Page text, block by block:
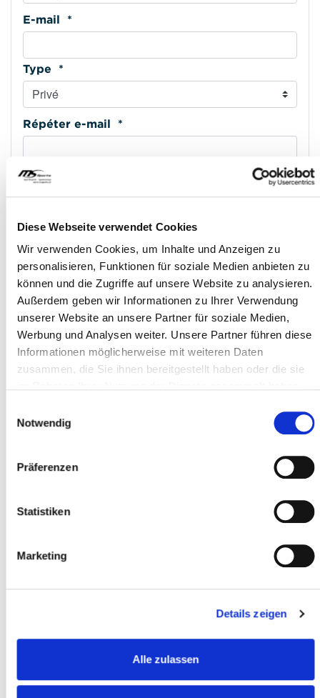
Diese Webseite verwendet Cookies
Wir verwenden Cookies, um Inhalte und Anzeigen zu
personalisieren, Funktionen für soziale Medien anbieten zu
können und die Zugriffe auf unsere Website zu analysieren.
Außerdem geben wir Informationen zu Ihrer Verwendung
unserer Website an unsere Partner für soziale Medien,
Werbung und Analysen weiter. Unsere Partner führen diese
Informationen möglicherweise mit weiteren Daten
zusammen, die Sie ihnen bereitgestellt haben oder die sie
Notwendig
Präferenzen
Statistiken
Marketing
Details zeigen
Alle zulassen
E-mail *
Type *
Répéter e-mail *
Type *
Adresse ligne 1 *
Code postal *
Participant
Ajouter des participants
J'ai lula politique de confidentialitéet je
Finaliser votre inscription